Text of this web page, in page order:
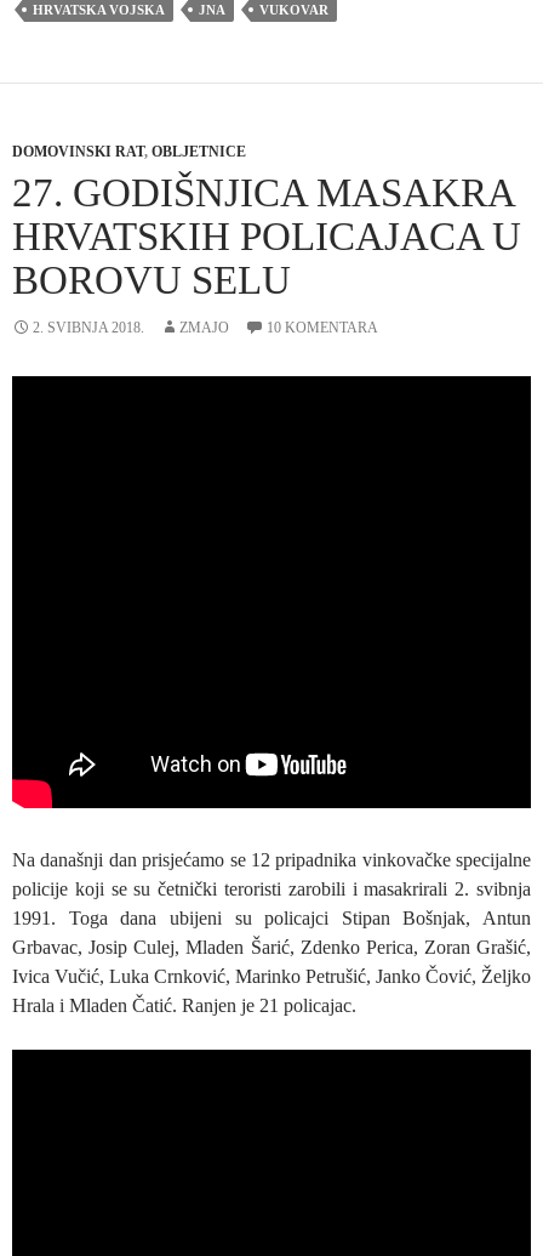
HRVATSKA VOJSKA
JNA VUKOVAR
DOMOVINSKI RAT, OBLJETNICE
27. GODIŠNJICA MASAKRA
HRVATSKIH POLICAJACA U
BOROVU SELU
2. SVIBNJA 2018. ZMAJO 10 KOMENTARA
Na današnji dan prisjećamo se 12 pripadnika vinkovačke specijalne
policije koji se su četnički teroristi zarobili i masakrirali 2. svibnja
1991. Toga dana ubijeni su policajci Stipan Bošnjak, Antun
Grbavac, Josip Culej, Mladen Šarić, Zdenko Perica, Zoran Grašić,
Ivica Vučić, Luka Crnković, Marinko Petrušić, Janko Čović, Željko
Hrala i Mladen Čatić. Ranjen je 21 policajac.